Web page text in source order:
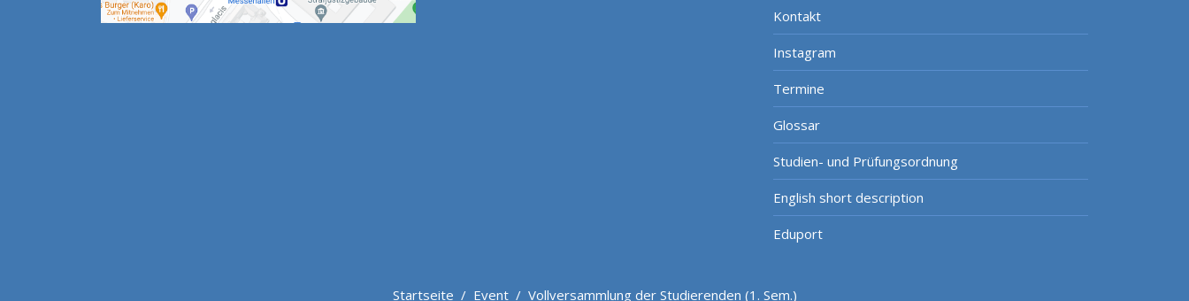
Kontakt
Instagram
Termine
Glossar
Studien- und Prüfungsordnung
English short description
Eduport
Startseite / Event/ Vollversammlung der Studierenden (1. Sem.)